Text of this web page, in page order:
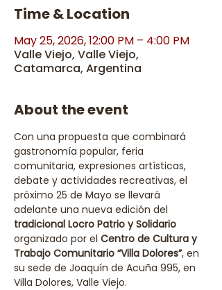
Time & Location
May 25, 2026, 12:00 PM – 4:00 PM
Valle Viejo, Valle Viejo,
Catamarca, Argentina
About the event
Con una propuesta que combinará
gastronomía popular, feria
comunitaria, expresiones artísticas,
debate y actividades recreativas, el
próximo 25 de Mayo se llevará
adelante una nueva edición del
tradicional Locro Patrio y Solidario
organizado por el Centro de Cultura y
Trabajo Comunitario “Villa Dolores”, en
su sede de Joaquín de Acuña 995, en
Villa Dolores, Valle Viejo.